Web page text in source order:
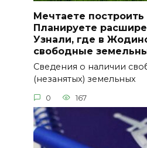
Мечтаете
Планируете
Узнали, где в
свободные
Сведения о наличии
(незанятых) земельных
0 167